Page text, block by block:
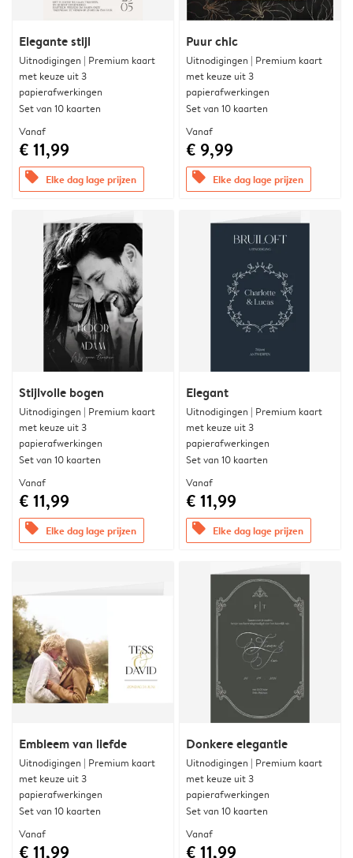
Elegante stijl
Uitnodigingen | Premium kaart
met keuze uit 3
papierafwerkingen
Set van 10 kaarten
Vanaf
€ 11,99
offers Elke dag lage prijzen
Puur chic
Uitnodigingen | Premium kaart
met keuze uit 3
papierafwerkingen
Set van 10 kaarten
Vanaf
€ 9,99
offers Elke dag lage prijzen
Stijlvolle bogen
Uitnodigingen | Premium kaart
met keuze uit 3
papierafwerkingen
Set van 10 kaarten
Vanaf
€ 11,99
offers Elke dag lage prijzen
Elegant
Uitnodigingen | Premium kaart
met keuze uit 3
papierafwerkingen
Set van 10 kaarten
Vanaf
€ 11,99
offers Elke dag lage prijzen
Embleem van liefde
Uitnodigingen | Premium kaart
met keuze uit 3
papierafwerkingen
Set van 10 kaarten
Vanaf
€ 11,99
Donkere elegantie
Uitnodigingen | Premium kaart
met keuze uit 3
papierafwerkingen
Set van 10 kaarten
Vanaf
€ 11,99